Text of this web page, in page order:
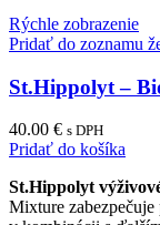
Rýchle zobrazenie
Pridať do zoznamu
St.Hippolyt –
40.00 € s DPH
Pridať do košíka
St.Hippolyt
Mixture